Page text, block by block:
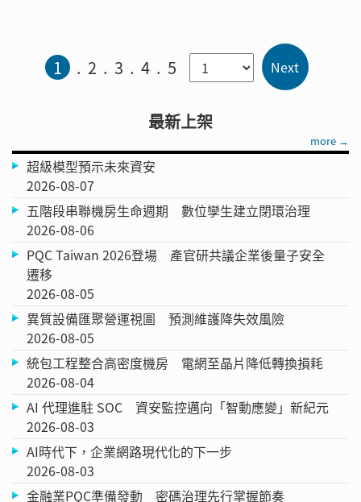
1 2 3 4 5
最新上架
more →
超級模型預示未來資安
2026-08-07
五階段串聯機房生命週期 數位孿生建立閉環治理
2026-08-06
PQC Taiwan 2026登場 產官研共議企業後量子安全
遷移
2026-08-05
異質設備匯聚營運視圖 預測維護降失效風險
2026-08-05
統包工程整合高密度機房 電網至晶片降低轉換損耗
2026-08-04
AI 代理進駐 SOC 資安監控邁向「智動應變」新紀元
2026-08-03
AI時代下，企業網路現代化的下一步
2026-08-03
金融業PQC準備發動 密碼治理先行掌握節奏